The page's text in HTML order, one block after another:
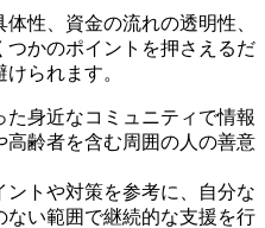
性、資金の流れの透明性、
かのポイントを押さえるだ
られます。
身近なコミュニティで情報
高齢者を含む周囲の人の善意
トや対策を参考に、自分な
ない範囲で継続的な支援を行